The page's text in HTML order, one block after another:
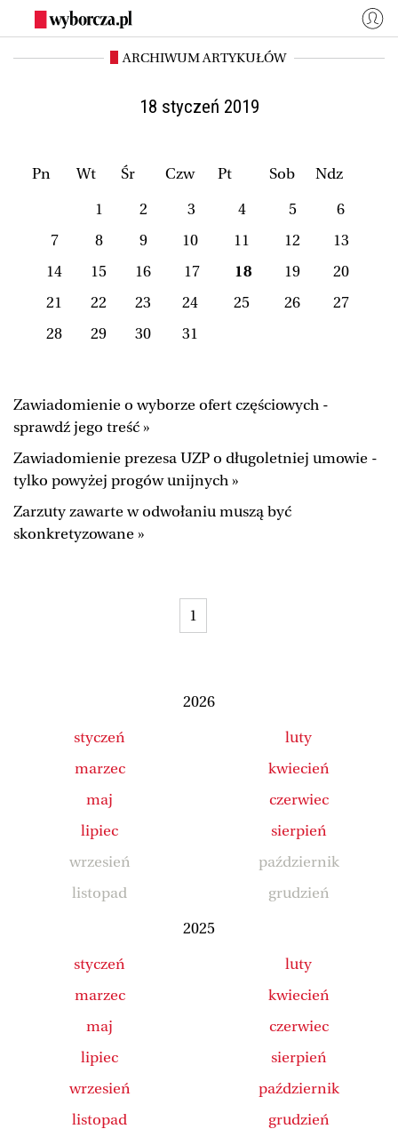
WYBORCZA.PL
Świat
Wyborcza.biz Co jest grane24
Magazyny BIQdata
Jutronauci Osiem Dziewięć
NASZE SERWISY
Duży Format Wysokie Obcasy
Tylko Zdrowie The Wall Street Journal
Jutronauci Osiem Dziewięć
Zaloguj się
ARCHIWUM ARTYKUŁÓW
18 styczeń 2019
Pn Wt Śr Czw Pt Sob
Ndz
1
2 3 4 5
6
7
8 9 10 11 12
13
14
15 16 17 18 19
20
21
22 23 24 25 26
27
28
29 30 31
Zawiadomienie o wyborze ofert częściowych -
sprawdź jego treść »
Zawiadomienie prezesa UZP o długoletniej umowie -
tylko powyżej progów unijnych »
Zarzuty zawarte w odwołaniu muszą być
skonkretyzowane »
1
2026
styczeń
luty
marzec
kwiecień
maj
czerwiec
lipiec
sierpień
wrzesień
październik
listopad
grudzień
2025
styczeń
luty
marzec
kwiecień
maj
czerwiec
lipiec
sierpień
wrzesień
październik
listopad
grudzień